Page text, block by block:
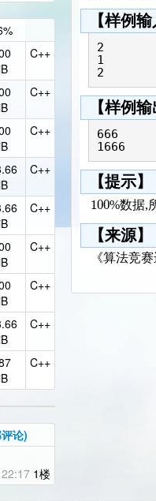
C++
C++
C++
C++
C++
C++
C++
C++
C++
论)
1楼
【样例
2
1
【样例
666
【提示】
100%数据,
【来源】
《算法竞